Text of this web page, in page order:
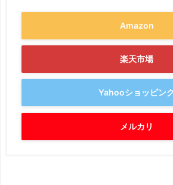
Amazon
楽天市場
Yahooショッピン
メルカリ